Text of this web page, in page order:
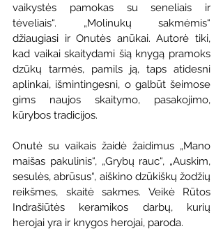
vaikystės pamokas su seneliais ir
tėveliais“. „Molinukų sakmėmis“
džiaugiasi ir Onutės anūkai. Autorė tiki,
kad vaikai skaitydami šią knygą pramoks
dzūkų tarmės, pamils ją, taps atidesni
aplinkai, išmintingesni, o galbūt šeimose
gims naujos skaitymo, pasakojimo,
kūrybos tradicijos.
Onutė su vaikais žaidė žaidimus „Mano
maišas pakulinis“, „Grybų rauc“, „Auskim,
sesulės, abrūsus“, aiškino dzūkiškų žodžių
reikšmes, skaitė sakmes. Veikė Rūtos
Indrašiūtės keramikos darbų, kurių
herojai yra ir knygos herojai, paroda.